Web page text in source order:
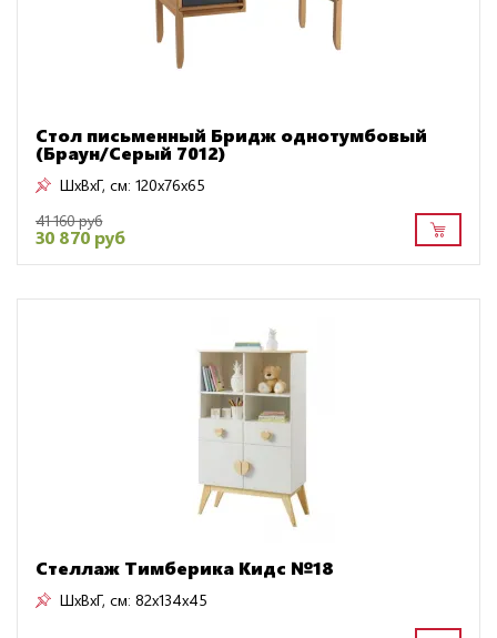
Стол письменный Бридж однотумбовый
(Браун/Серый 7012)
ШxВxГ, см: 120x76x65
41 160 руб
30 870 руб
Стеллаж Тимберика Кидс №18
ШxВxГ, см: 82x134x45